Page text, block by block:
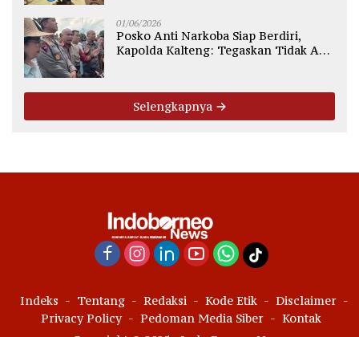
01/06/2026
Posko Anti Narkoba Siap Berdiri,
Kapolda Kalteng: Tegaskan Tidak Ada
Selengkapnya
Indeks Tentang Redaksi Kode Etik
Disclaimer
Privacy Policy
Pedoman Media Siber
Kontak